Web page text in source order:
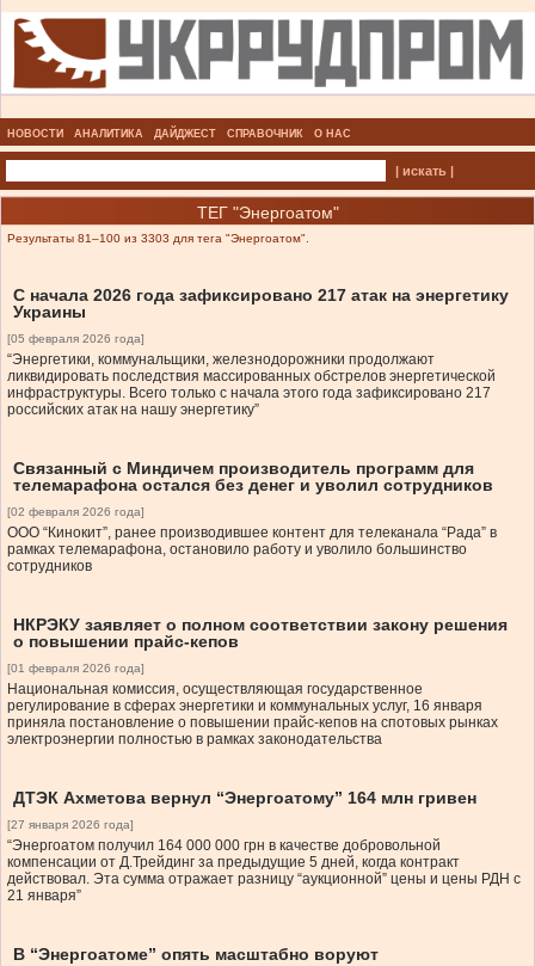
НОВОСТИ АНАЛИТИКА ДАЙДЖЕСТ СПРАВОЧНИК О НАС
| искать |
ТЕГ "Энергоатом"
Результаты 81–100 из 3303 для тега "Энергоатом".
С начала 2026 года зафиксировано 217 атак на энергетику
Украины
[05 февраля 2026 года]
“Энергетики, коммунальщики, железнодорожники продолжают
ликвидировать последствия массированных обстрелов энергетической
инфраструктуры. Всего только с начала этого года зафиксировано 217
российских атак на нашу энергетику”
Связанный с Миндичем производитель программ для
телемарафона остался без денег и уволил сотрудников
[02 февраля 2026 года]
ООО “Кинокит”, ранее производившее контент для телеканала “Рада” в
рамках телемарафона, остановило работу и уволило большинство
сотрудников
НКРЭКУ заявляет о полном соответствии закону решения
о повышении прайс-кепов
[01 февраля 2026 года]
Национальная комиссия, осуществляющая государственное
регулирование в сферах энергетики и коммунальных услуг, 16 января
приняла постановление о повышении прайс-кепов на спотовых рынках
электроэнергии полностью в рамках законодательства
ДТЭК Ахметова вернул “Энергоатому” 164 млн гривен
[27 января 2026 года]
“Энергоатом получил 164 000 000 грн в качестве добровольной
компенсации от Д.Трейдинг за предыдущие 5 дней, когда контракт
действовал. Эта сумма отражает разницу “аукционной” цены и цены РДН с
21 января”
В “Энергоатоме” опять масштабно воруют